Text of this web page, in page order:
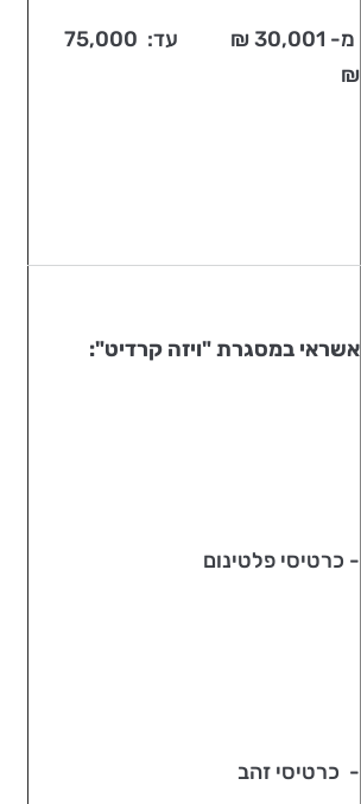
מ- 30,001 ₪ עד: 75,000
₪
אשראי במסגרת "ויזה קרדיט":
- כרטיסי פלטינום
- כרטיסי זהב